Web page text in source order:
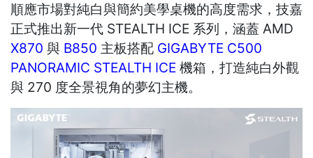
順應市場對純白與簡約美學桌機的高度需求，技嘉
正式推出新一代 STEALTH ICE 系列，涵蓋 AMD
X870 與 B850 主板搭配 GIGABYTE C500
PANORAMIC STEALTH ICE 機箱，打造純白外觀
與 270 度全景視角的夢幻主機。